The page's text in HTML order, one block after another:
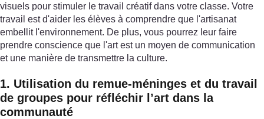
visuels pour stimuler le travail créatif dans votre classe. Votre
travail est d'aider les élèves à comprendre que l'artisanat
embellit l'environnement. De plus, vous pourrez leur faire
prendre conscience que l'art est un moyen de communication
et une manière de transmettre la culture.
1. Utilisation du remue-méninges et du travail
de groupes pour réfléchir l’art dans la
communauté